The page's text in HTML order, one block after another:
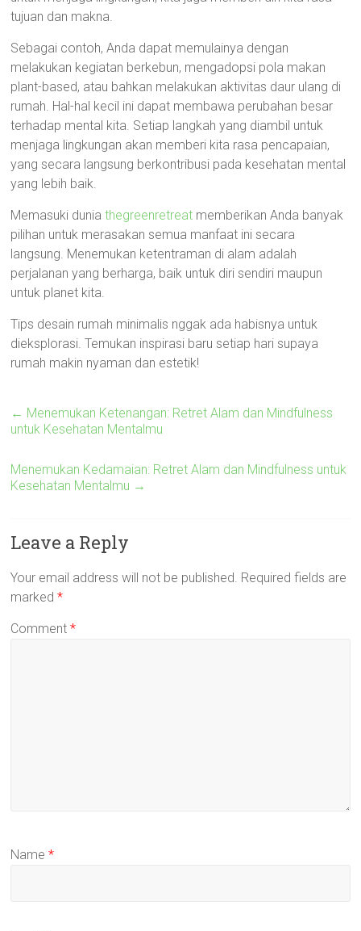
tujuan dan makna.
Sebagai contoh, Anda dapat memulainya dengan
melakukan kegiatan berkebun, mengadopsi pola makan
plant-based, atau bahkan melakukan aktivitas daur ulang di
rumah. Hal-hal kecil ini dapat membawa perubahan besar
terhadap mental kita. Setiap langkah yang diambil untuk
menjaga lingkungan akan memberi kita rasa pencapaian,
yang secara langsung berkontribusi pada kesehatan mental
yang lebih baik.
Memasuki duniathegreenretreat memberikan Anda banyak
pilihan untuk merasakan semua manfaat ini secara
langsung. Menemukan ketentraman di alam adalah
perjalanan yang berharga, baik untuk diri sendiri maupun
untuk planet kita.
Tips desain rumah minimalis nggak ada habisnya untuk
dieksplorasi. Temukan inspirasi baru setiap hari supaya
rumah makin nyaman dan estetik!
← Menemukan Ketenangan: Retret Alam dan Mindfulness
untuk Kesehatan Mentalmu
Menemukan Kedamaian: Retret Alam dan Mindfulness untuk
Kesehatan Mentalmu →
Leave a Reply
Your email address will not be published. Required fields are
marked*
Comment*
Name*